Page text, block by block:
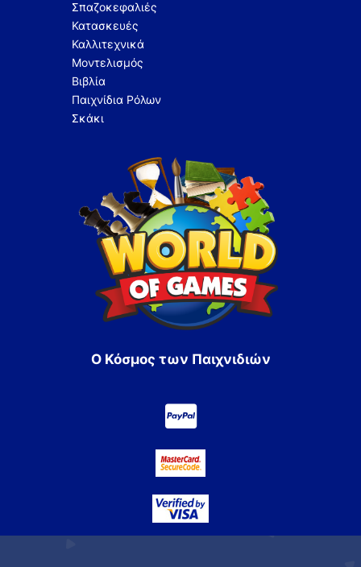
Σπαζοκεφαλιές
Κατασκευές
Καλλιτεχνικά
Μοντελισμός
Βιβλία
Παιχνίδια Ρόλων
Σκάκι
Ο Κόσμος των Παιχνιδιών